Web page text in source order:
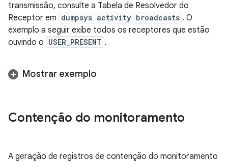
transmissão, consulte a Tabela de Resolvedor do
Receptor em dumpsys activity broadcasts . O
exemplo a seguir exibe todos os receptores que estão
ouvindo o USER_PRESENT .
Mostrar exemplo
Contenção do monitoramento
A geração de registros de contenção do monitoramento